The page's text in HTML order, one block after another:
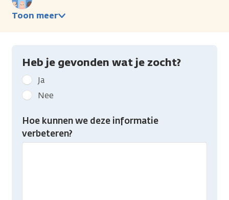
Toon meer
Heb je gevonden wat je zocht?
Geef
kanker.nl
feedback:
Heb
je
gevonden
Ja
Nee
Hoe kunnen we deze informatie
verbeteren?